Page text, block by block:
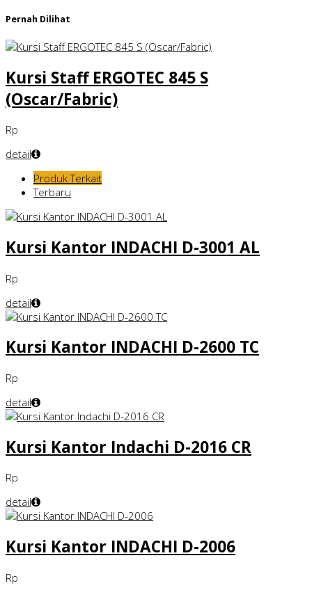
Pernah Dilihat
Kursi Staff ERGOTEC 845 S
(Oscar/Fabric)
Rp
detail
Produk Terkait
Terbaru
Kursi Kantor INDACHI D-3001 AL
Rp
detail
Kursi Kantor INDACHI D-2600 TC
Rp
detail
Kursi Kantor Indachi D-2016 CR
Rp
detail
Kursi Kantor INDACHI D-2006
Rp